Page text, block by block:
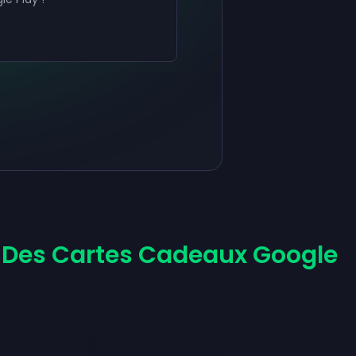
Cartes Cadeaux Google